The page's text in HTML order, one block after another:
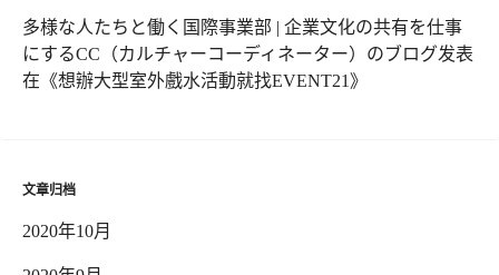
多様な人たちと働く国際事業部 | 企業文化の共有を仕事
にするCC（カルチャーコーディネーター）のブログ发表
在《想辦大型室外戲水活動就找EVENT21 》
文章归档
2020年10月